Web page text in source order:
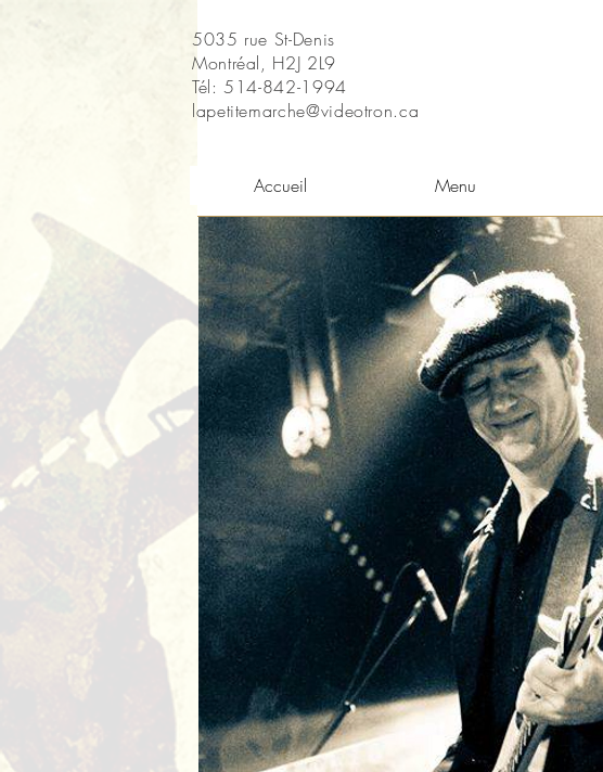
5035 rue St-Denis
Montréal, H2J 2L9
Tél: 514-842-1994
lapetitemarche@videotron.ca
Accueil Menu